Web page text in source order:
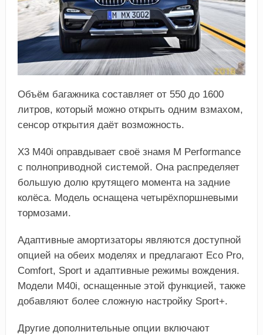
Объём багажника составляет от 550 до 1600
литров, который можно открыть одним взмахом,
сенсор открытия даёт возможность.
Х3 М40i оправдывает своё знамя M Performance
с полноприводной системой. Она распределяет
большую долю крутящего момента на задние
колёса. Модель оснащена четырёхпоршневыми
тормозами.
Адаптивные амортизаторы являются доступной
опцией на обеих моделях и предлагают Eco Pro,
Comfort, Sport и адаптивные режимы вождения.
Модели М40i, оснащенные этой функцией, также
добавляют более сложную настройку Sport+.
Другие дополнительные опции включают